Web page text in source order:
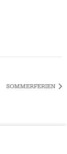
SOMMERFERIEN